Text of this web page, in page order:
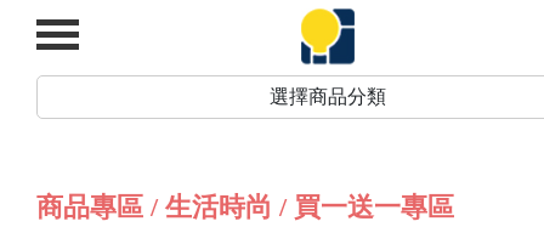
選擇商品分類
商品專區 / 生活時尚 / 買一送一專區